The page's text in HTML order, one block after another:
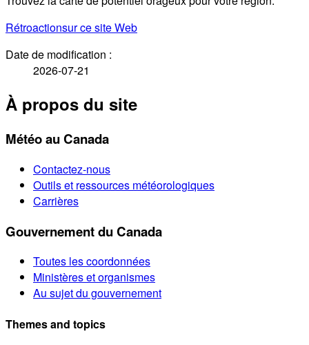
Rétroactionsur ce site Web
Date de modification :
2026-07-21
À propos du site
Météo au Canada
Contactez-nous
Outils et ressources météorologiques
Carrières
Gouvernement du Canada
Toutes les coordonnées
Ministères et organismes
Au sujet du gouvernement
Themes and topics